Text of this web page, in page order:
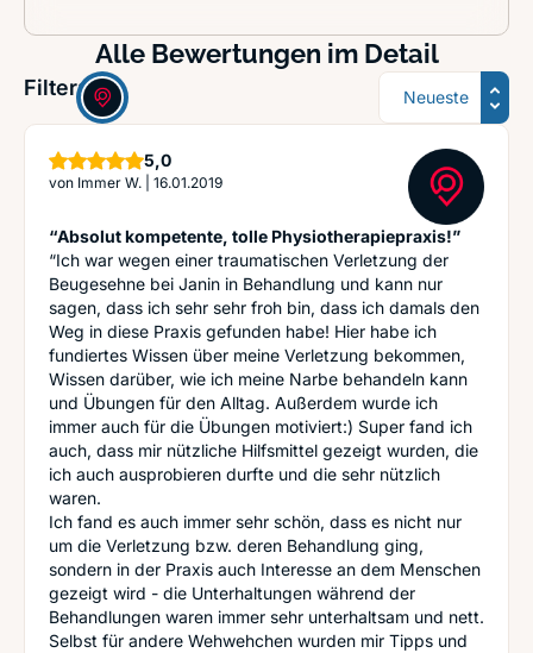
Alle Bewertungen im Detail
Filter: Sortierung
5,0Sterne
von Immer W. 16.01.2019
“Absolut kompetente, tolle Physiotherapiepraxis!”
“Ich war wegen einer traumatischen Verletzung der
Beugesehne bei Janin in Behandlung und kann nur
sagen, dass ich sehr sehr froh bin, dass ich damals den
Weg in diese Praxis gefunden habe! Hier habe ich
fundiertes Wissen über meine Verletzung bekommen,
Wissen darüber, wie ich meine Narbe behandeln kann
und Übungen für den Alltag. Außerdem wurde ich
immer auch für die Übungen motiviert:) Super fand ich
auch, dass mir nützliche Hilfsmittel gezeigt wurden, die
ich auch ausprobieren durfte und die sehr nützlich
waren.
Ich fand es auch immer sehr schön, dass es nicht nur
um die Verletzung bzw. deren Behandlung ging,
sondern in der Praxis auch Interesse an dem Menschen
gezeigt wird - die Unterhaltungen während der
Behandlungen waren immer sehr unterhaltsam und nett.
Selbst für andere Wehwehchen wurden mir Tipps und